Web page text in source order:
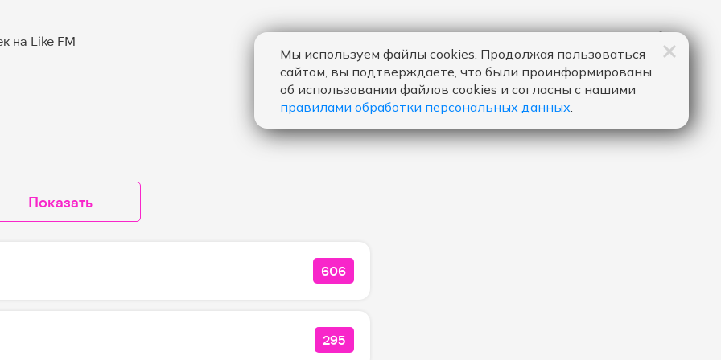
Показать
КОЛИЧЕСТВО ЛАЙКОВ ЗА "BODY TALK - ALLE FARBEN & RENÈ
606
КОЛИЧЕСТВО ЛАЙКОВ ЗА "НЕВЕРОЯТНО - ZVONKIY":
295
Мы используем файлы cookies. Продолжая пользоваться
сайтом, вы подтверждаете, что были проинформированы
об использовании файлов cookies и согласны с нашими
правилами обработки персональных данных.